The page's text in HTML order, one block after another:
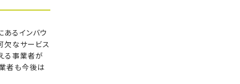
るインバウ
欠なサービス
る事業者が
者も今後は